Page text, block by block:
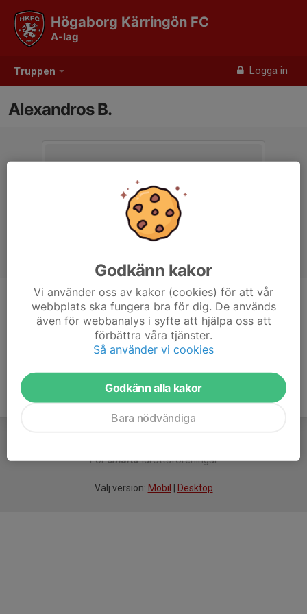
Truppen Logga in
Högaborg Kärringön FC
A-lag
Alexandros B.
Position
-
Ålder
39 år
Försmartaidrottsföreningar
Välj version: Mobil Desktop
Godkänn kakor
Vi använder oss av kakor (cookies) för att vår
webbplats ska fungera bra för dig. De används
även för webbanalys i syfte att hjälpa oss att
förbättra våra tjänster.
Så använder vi cookies
Godkänn alla kakor
Bara nödvändiga